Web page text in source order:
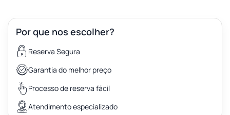
Por que nos escolher?
Reserva Segura
Garantia do melhor preço
Processo de reserva fácil
Atendimento especializado